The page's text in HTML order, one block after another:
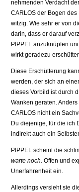
nehmenden Verdacht
CARLOS der Bogen
witzig. Wie sehr er von
darin, dass er darauf
PIPPEL anzuknüpfen
wirkt geradezu
Diese Erschütterung
werden, der sich an
dieses Vorbild ist durch
Wanken geraten.
CARLOS nicht ein
Du diejenige, für die ich
indirekt auch ein
PIPPEL scheint die
warte noch. Offen und
Unerfahrenheit ein.
Allerdings versieht sie